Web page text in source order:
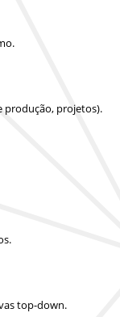
produção, projetos).
top-down.